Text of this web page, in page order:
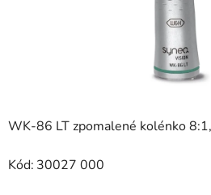
WK-86 LT zpomalené kolénko
Kód: 30027 000